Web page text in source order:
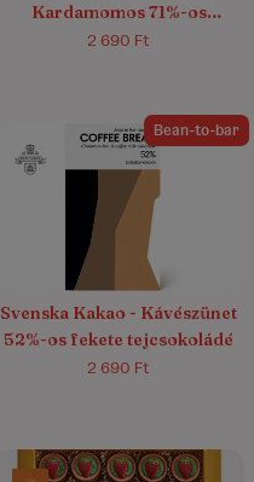
Kardamomos 71%-os
étcsokoládé
2 690 Ft
Bean-to-bar
Svenska Kakao - Kávészünet
52%-os fekete tejcsokoládé
2 690 Ft